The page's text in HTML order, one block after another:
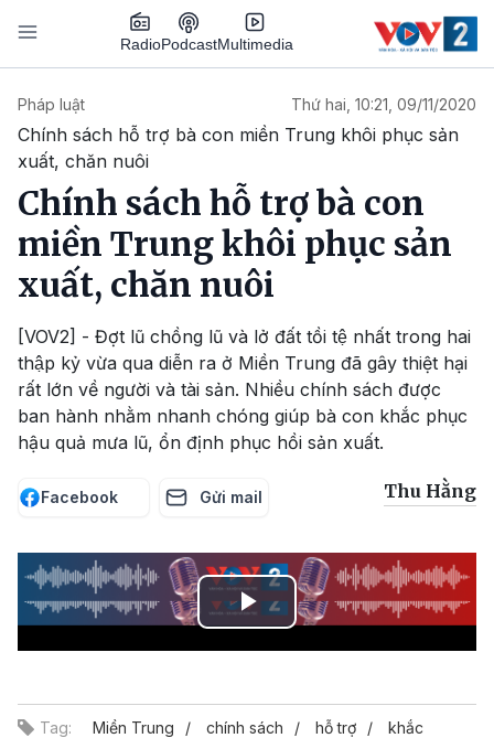
Nhảy đến nội dung
RadioPodcastMultimedia
Pháp luật Thứ hai, 10:21, 09/11/2020
Chính sách hỗ trợ bà con miền Trung khôi phục sản
xuất, chăn nuôi
Chính sách hỗ trợ bà con
miền Trung khôi phục sản
xuất, chăn nuôi
[VOV2] - Đợt lũ chồng lũ và lở đất tồi tệ nhất trong hai
thập kỷ vừa qua diễn ra ở Miền Trung đã gây thiệt hại
rất lớn về người và tài sản. Nhiều chính sách được
ban hành nhằm nhanh chóng giúp bà con khắc phục
hậu quả mưa lũ, ổn định phục hồi sản xuất.
Facebook Gửi mail Thu Hằng
Play
Tag: Miền Trung chính sách hỗ trợ
khắc